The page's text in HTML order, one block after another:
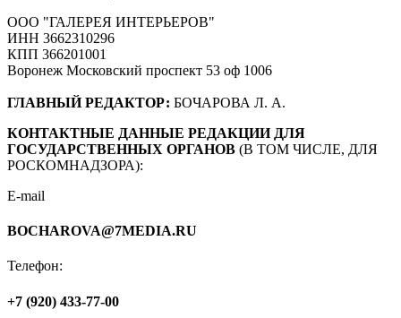
ООО "ГАЛЕРЕЯ ИНТЕРЬЕРОВ"
ИНН 3662310296
КПП 366201001
Воронеж Московский проспект 53 оф 1006
ГЛАВНЫЙ РЕДАКТОР: БОЧАРОВА Л. А.
КОНТАКТНЫЕ ДАННЫЕ РЕДАКЦИИ ДЛЯ
ГОСУДАРСТВЕННЫХ ОРГАНОВ (В ТОМ ЧИСЛЕ, ДЛЯ
РОСКОМНАДЗОРА):
E-mail
BOCHAROVA@7MEDIA.RU
Телефон:
+7 (920) 433-77-00